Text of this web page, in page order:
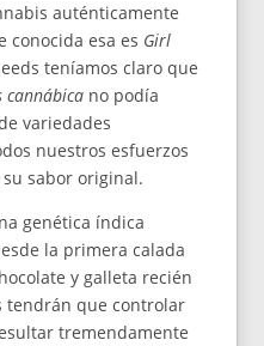
auténticamente
conocida esa es Girl
teníamos claro que
cannábica no podía
variedades
nuestros esfuerzos
sabor original.
genética índica
la primera calada
y galleta recién
tendrán que controlar
tremendamente